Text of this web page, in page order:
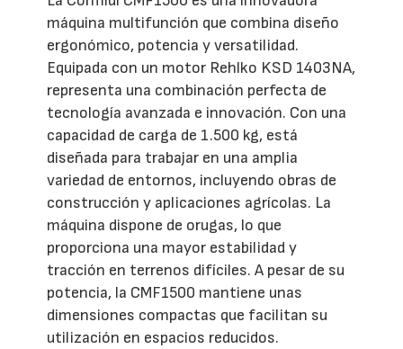
máquina multifunción que combina diseño
ergonómico, potencia y versatilidad.
Equipada con un motor Rehlko KSD 1403NA,
representa una combinación perfecta de
tecnología avanzada e innovación. Con una
capacidad de carga de 1.500 kg, está
diseñada para trabajar en una amplia
variedad de entornos, incluyendo obras de
construcción y aplicaciones agrícolas. La
máquina dispone de orugas, lo que
proporciona una mayor estabilidad y
tracción en terrenos difíciles. A pesar de su
potencia, la CMF1500 mantiene unas
dimensiones compactas que facilitan su
utilización en espacios reducidos.